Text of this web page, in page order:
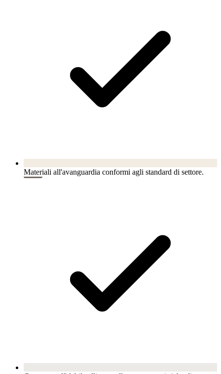
Materiali all'avanguardia conformi agli standard di settore.